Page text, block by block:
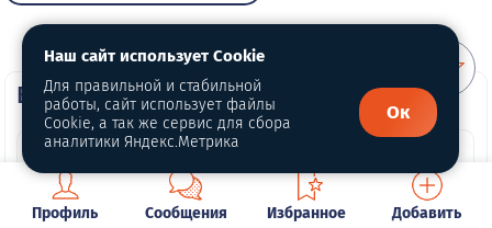
ВИП автомобили
Профиль Сообщения Избранное Добавить
Наш сайт использует Cookie
Для правильной и стабильной
работы, сайт использует файлы
Cookie, а так же сервис для сбора
аналитики Яндекс.Метрика
Ок